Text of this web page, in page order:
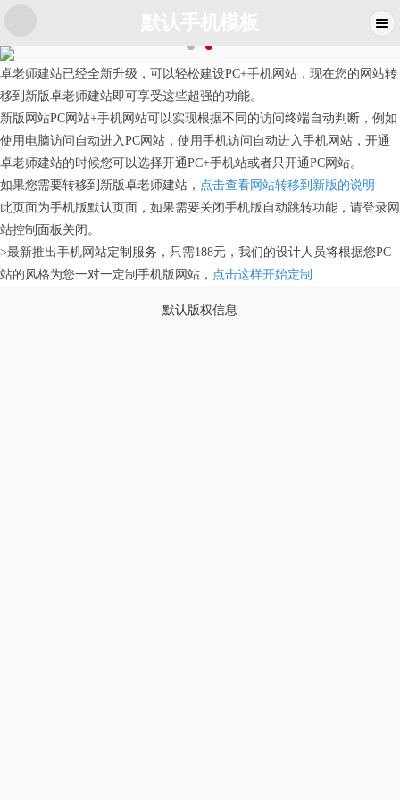
卓老师建站已经全新升级，可以轻松建设PC+手机网站，现在您的网站转
移到新版卓老师建站即可享受这些超强的功能。
新版网站PC网站+手机网站可以实现根据不同的访问终端自动判断，例如
使用电脑访问自动进入PC网站，使用手机访问自动进入手机网站，开通
卓老师建站的时候您可以选择开通PC+手机站或者只开通PC网站。
如果您需要转移到新版卓老师建站， 点击查看网站转移到新版的说明
此页面为手机版默认页面，如果需要关闭手机版自动跳转功能，请登录网
站控制面板关闭。
>最新推出手机网站定制服务，只需188元，我们的设计人员将根据您PC
站的风格为您一对一定制手机版网站， 点击这样开始定制
默认版权信息